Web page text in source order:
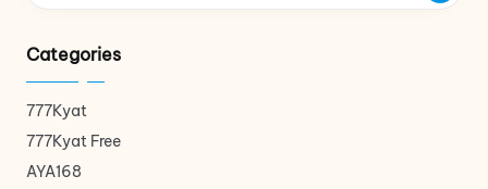
Categories
777Kyat
777Kyat Free
AYA168